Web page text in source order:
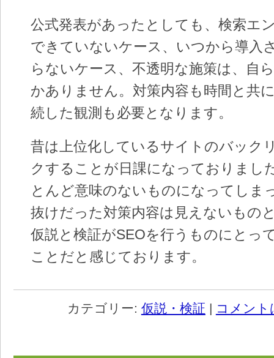
公式発表があったとしても、検索エ
できていないケース、いつから導入
らないケース、不透明な施策は、自
かありません。対策内容も時間と共
続した観測も必要となります。
昔は上位化しているサイトのバック
クすることが日課になっておりまし
とんど意味のないものになってしま
抜けだった対策内容は見えないもの
仮説と検証がSEOを行うものにとっ
ことだと感じております。
カテゴリー: 仮説・検証 | コメン